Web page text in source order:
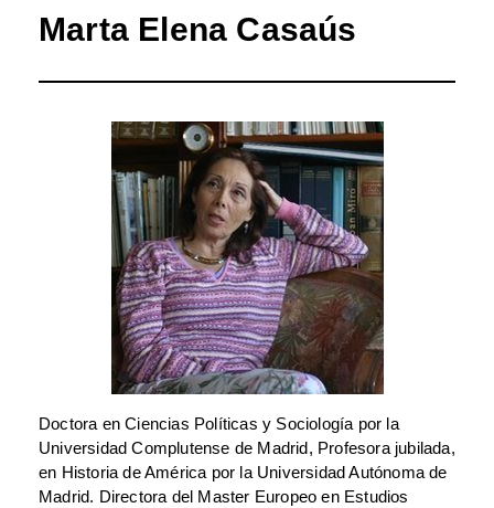
Marta Elena Casaús
Doctora en Ciencias Políticas y Sociología por la
Universidad Complutense de Madrid, Profesora jubilada,
en Historia de América por la Universidad Autónoma de
Madrid. Directora del Master Europeo en Estudios